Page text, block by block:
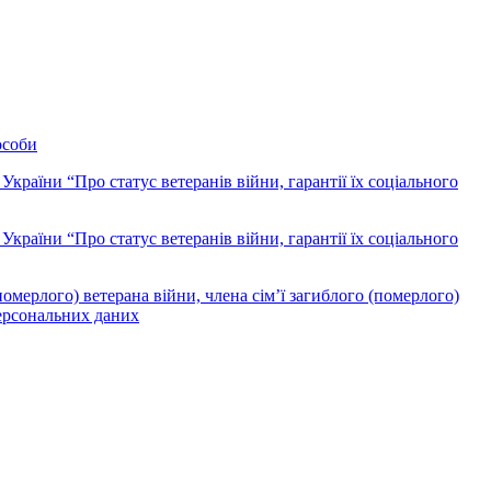
“Про статус ветеранів війни, гарантії їх соціального
“Про статус ветеранів війни, гарантії їх соціального
ветерана війни, члена сім’ї загиблого (померлого)
даних